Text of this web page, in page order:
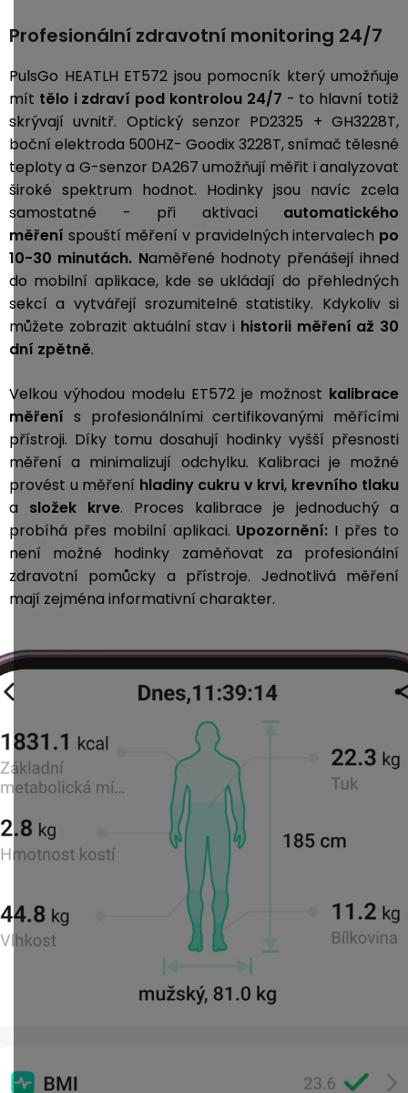
Profesionální zdravotní monitoring 24/7
PulsGo HEATLH ET572 jsou pomocník který umožňuje
mít tělo i zdraví pod kontrolou 24/7 - to hlavní totiž
skrývají uvnitř. Optický senzor PD2325 + GH3228T,
boční elektroda 500HZ- Goodix 3228T, snímač tělesné
teploty a G-senzor DA267 umožňují měřit i analyzovat
široké spektrum hodnot. Hodinky jsou navíc zcela
samostatné - při aktivaci
automatického
měření spouští měření v pravidelných intervalech po
10-30 minutách. Naměřené hodnoty přenášejí ihned
do mobilní aplikace, kde se ukládají do přehledných
sekcí a vytvářejí srozumitelné statistiky. Kdykoliv si
můžete zobrazit aktuální stav i historii měření až 30
dní zpětně.
Velkou výhodou modelu ET572 je možnost kalibrace
měření s profesionálními certifikovanými měřícími
přístroji. Díky tomu dosahují hodinky vyšší přesnosti
měření a minimalizují odchylku. Kalibraci je možné
provést u měření hladiny cukru v krvi, krevního tlaku
a složek krve. Proces kalibrace je jednoduchý a
probíhá přes mobilní aplikaci. Upozornění: I přes to
není možné hodinky zaměňovat za profesionální
zdravotní pomůcky a přístroje. Jednotlivá měření
mají zejména informativní charakter.